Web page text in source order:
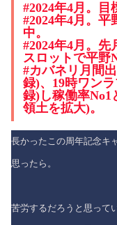
#2024年4月。目
#2024年4月。
中。
#2024年4月。先
スロットで平野
#カバネリ月間
録)、19時ワン
録)し稼働率No1
領土を拡大)。
長かったこの周年記念キ
思ったら。
苦労するだろうと思って